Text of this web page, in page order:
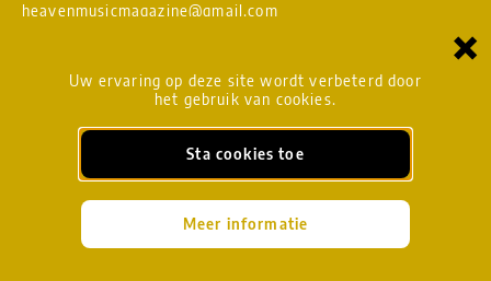
Uw ervaring op deze site wordt verbeterd door
het gebruik van cookies.
Sta cookies toe
Meer informatie
×
heavenmusicmagazine@gmail.com
BLADMANAGEMENT
heavenmusicmagazine@gmail.com